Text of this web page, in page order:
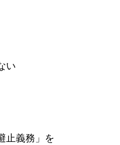
い
止義務」を